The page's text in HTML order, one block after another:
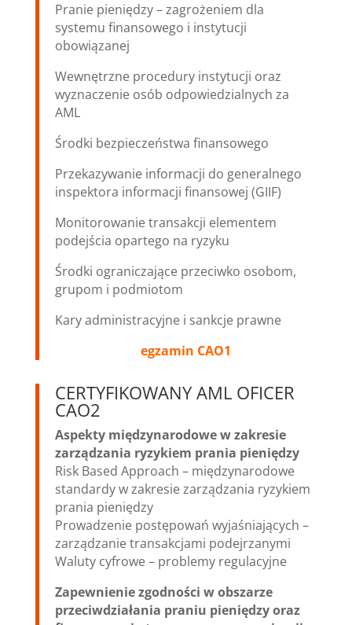
Pranie pieniędzy – zagrożeniem dla
systemu finansowego i instytucji
obowiązanej
Wewnętrzne procedury instytucji oraz
wyznaczenie osób odpowiedzialnych za
AML
Środki bezpieczeństwa finansowego
Przekazywanie informacji do generalnego
inspektora informacji finansowej (GIIF)
Monitorowanie transakcji elementem
podejścia opartego na ryzyku
Środki ograniczające przeciwko osobom,
grupom i podmiotom
Kary administracyjne i sankcje prawne
egzamin CAO1
CERTYFIKOWANY AML OFICER
CAO2
Aspekty międzynarodowe w zakresie
zarządzania ryzykiem prania pieniędzy
Risk Based Approach – międzynarodowe
standardy w zakresie zarządzania ryzykiem
prania pieniędzy
Prowadzenie postępowań wyjaśniających –
zarządzanie transakcjami podejrzanymi
Waluty cyfrowe – problemy regulacyjne
Zapewnienie zgodności w obszarze
przeciwdziałania praniu pieniędzy oraz